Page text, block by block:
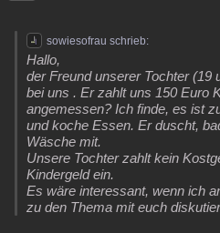
sowiesofrau schrieb:
Hallo,
der Freund unserer Tochter (19
bei uns . Er zahlt uns 150 Euro
angemessen? Ich finde, es ist
und koche Essen. Er duscht,
Wäsche mit.
Unsere Tochter zahlt kein
Kindergeld ein.
Es wäre interessant, wenn ich
zu den Thema mit euch